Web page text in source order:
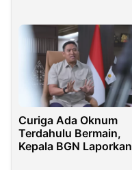
Curiga Ada Oknum
Terdahulu Bermain,
Kepala BGN Laporkan